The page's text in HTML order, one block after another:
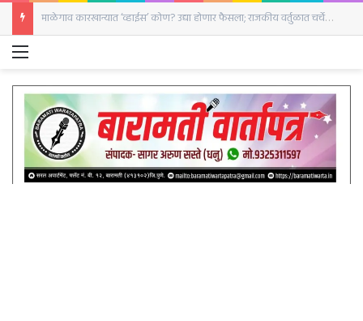
माळेगाव कारखान्यात ‘व्हाईस’ कोण? उद्या होणार फैसला; राजकीय वर्तुळात चर्चेला उधाण
Menu